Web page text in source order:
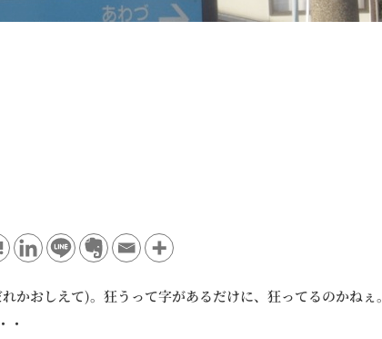
かおしえて)。狂うって字があるだけに、狂ってるのかねぇ。
・